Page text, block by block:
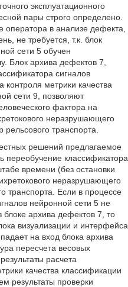
эксплуатационного
пары строго определено.
в анализе дефекта,
не требуется, т.к. блок
сети 5 обучен
Блок архива дефектов 7,
сигналов
контроля метрики качества
сети 9, позволяют
фактора на
неразрушающего
транспорта.
решений предлагаемое
переобучение классификатора
времени (без остановки
неразрушающего
транспорта. Если в процессе
нейронной сети 5 не
блоке архива дефектов 7, то
визуализации и интерфейса
на вход блока архива
пересчета весовых
расчета
качества классификации
результаты проверки